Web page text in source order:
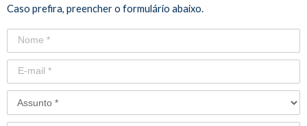
Caso prefira, preencher o formulário abaixo.